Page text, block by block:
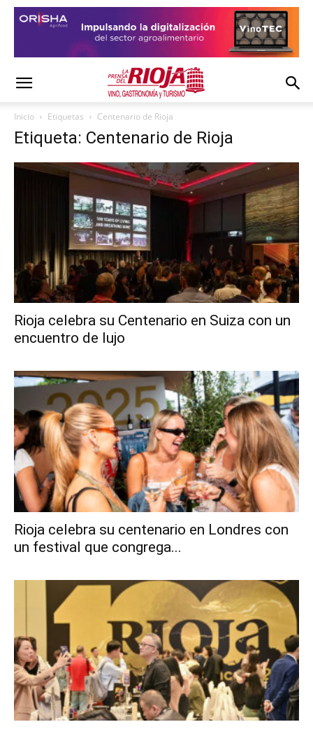
Inicio Etiquetas Centenario de Rioja
Etiqueta: Centenario de Rioja
Rioja celebra su Centenario en Suiza con un
encuentro de lujo
Rioja celebra su centenario en Londres con
un festival que congrega...